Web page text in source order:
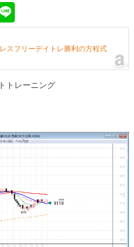
スフリーデイトレ勝利の方程式
トレーニング